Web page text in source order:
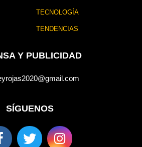
TECNOLOGÍA
TENDENCIAS
Y PUBLICIDAD
SÍGUENOS